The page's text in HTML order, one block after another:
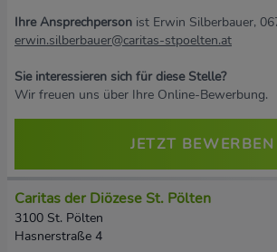
Ihre Ansprechperson ist Erwin Silberbauer,
erwin.silberbauer@caritas-stpoelten.at
Sie interessieren sich für diese Stelle?
Wir freuen uns über Ihre Online-Bewerbung.
JETZT BEWERBEN
Caritas der Diözese St. Pölten
3100 St. Pölten
Hasnerstraße 4